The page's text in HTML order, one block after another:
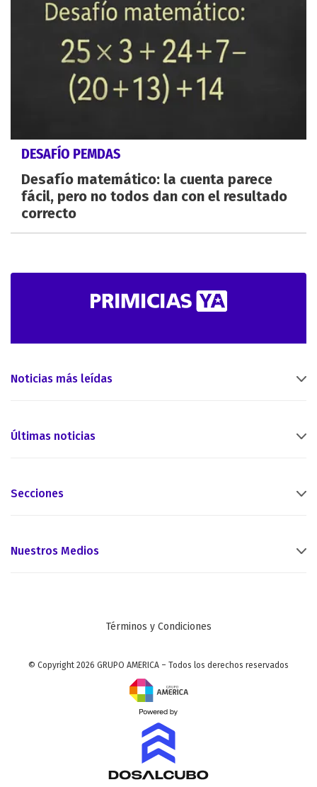
DESAFÍO PEMDAS
Desafío matemático: la cuenta parece
fácil, pero no todos dan con el resultado
correcto
Noticias más leídas
Últimas noticias
Secciones
Nuestros Medios
Términos y Condiciones
© Copyright 2026 GRUPO AMERICA – Todos los derechos reservados